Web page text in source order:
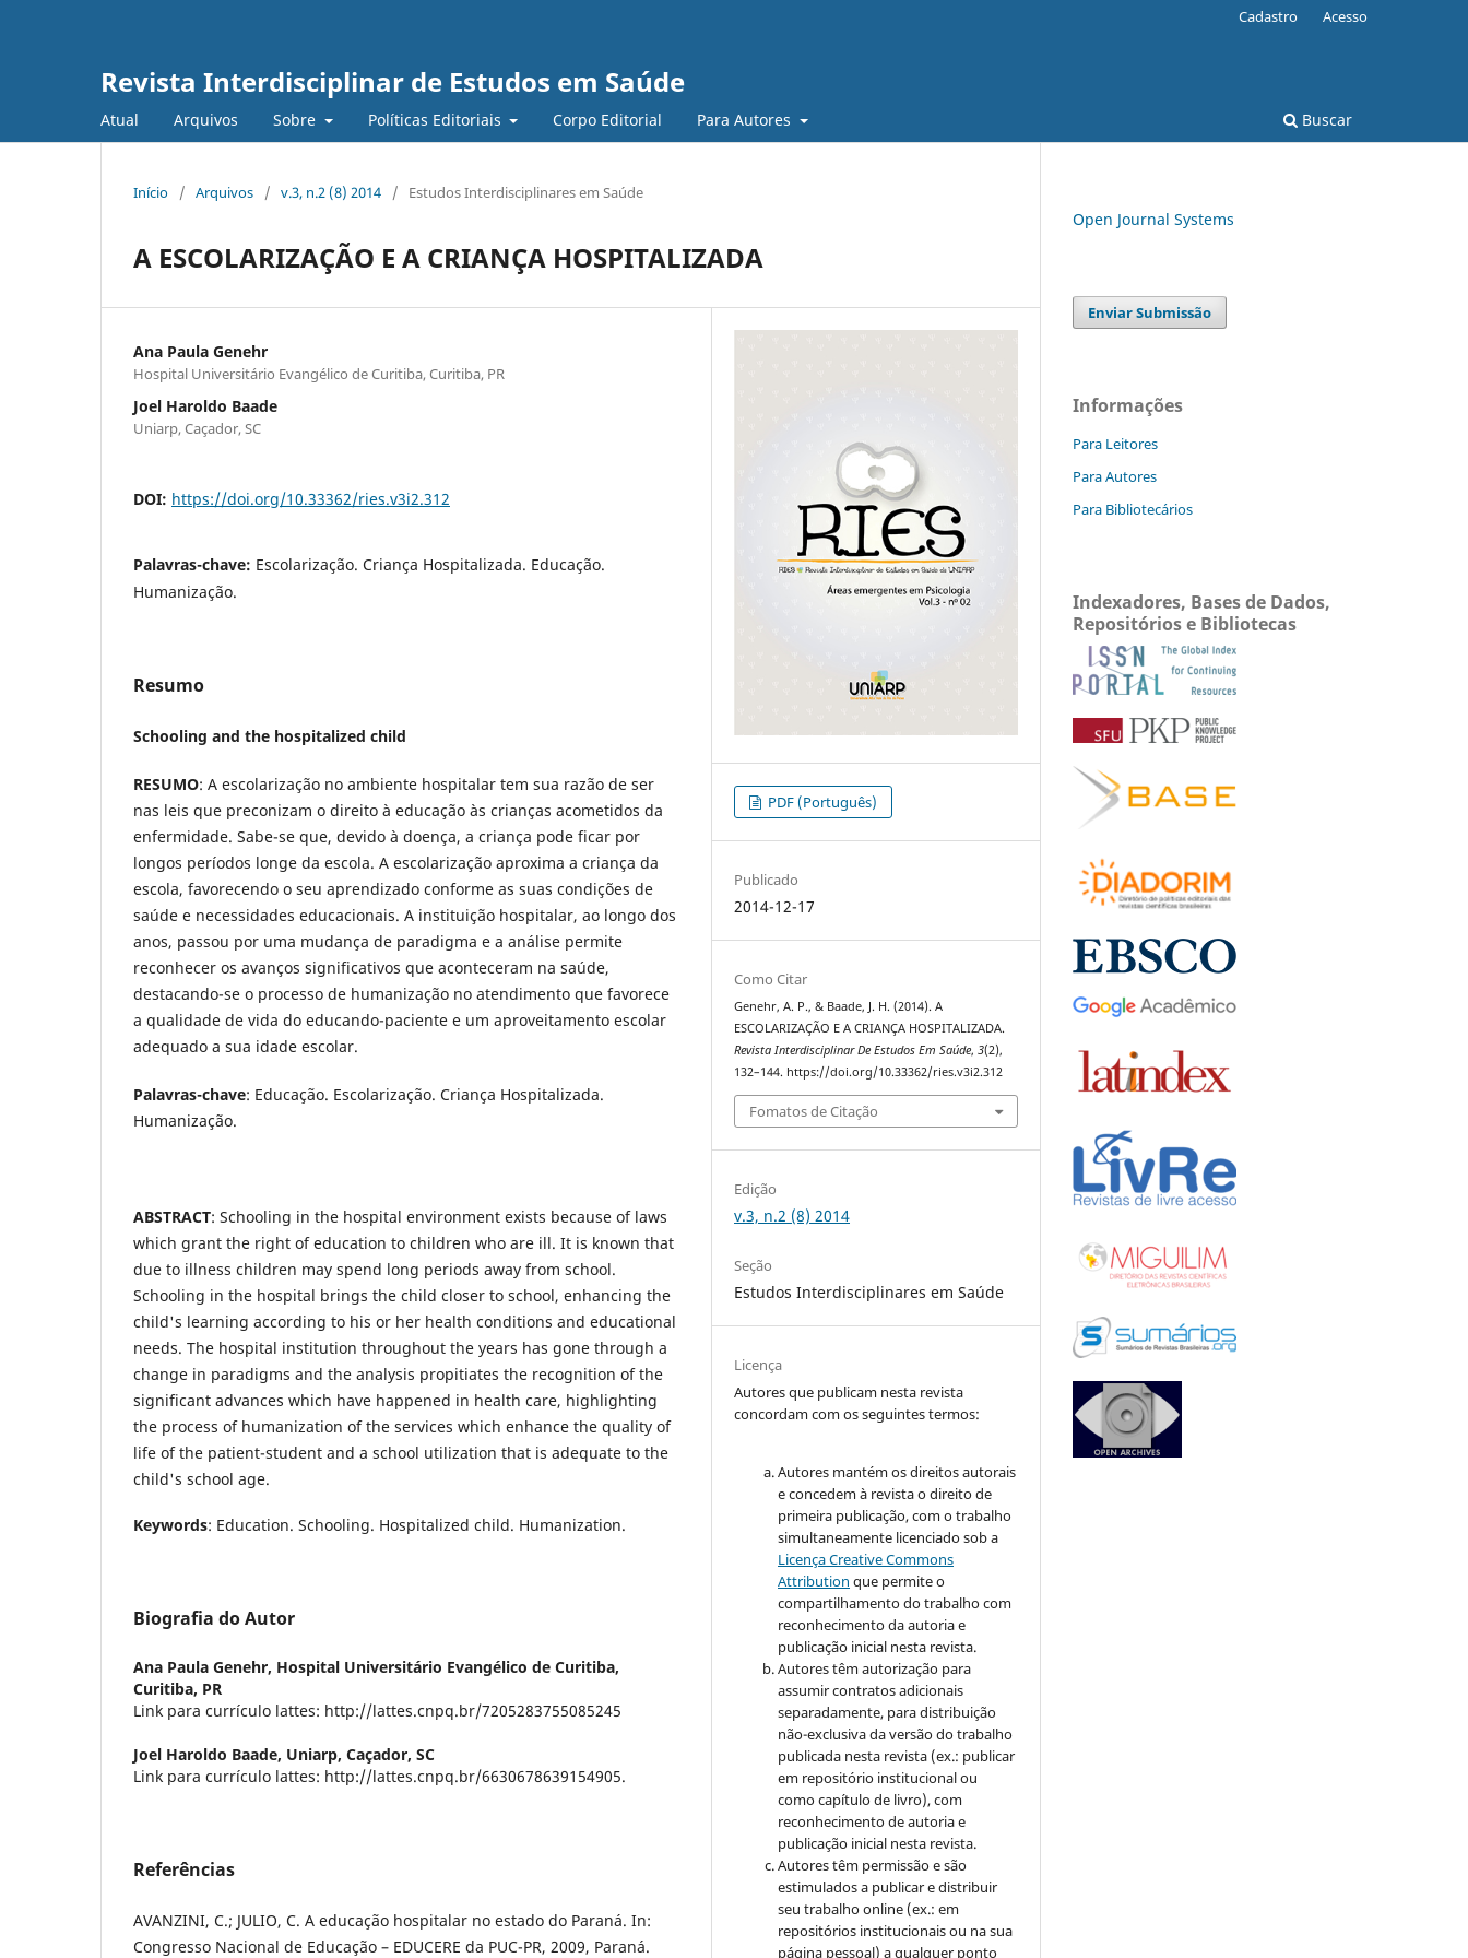
Revista Interdisciplinar de Estudos em Saúde
Atual Arquivos Sobre Políticas Editoriais Corpo Editorial Para Autores Buscar
Cadastro Acesso
Início / Arquivos / v.3, n.2 (8) 2014 / Estudos Interdisciplinares em Saúde
A ESCOLARIZAÇÃO E A CRIANÇA HOSPITALIZADA
Ana Paula Genehr
Hospital Universitário Evangélico de Curitiba, Curitiba, PR
Joel Haroldo Baade
Uniarp, Caçador, SC
DOI: https://doi.org/10.33362/ries.v3i2.312
Palavras-chave: Escolarização. Criança Hospitalizada. Educação.
Humanização.
Resumo
Schooling and the hospitalized child
RESUMO: A escolarização no ambiente hospitalar tem sua razão de ser
nas leis que preconizam o direito à educação às crianças acometidos da
enfermidade. Sabe-se que, devido à doença, a criança pode ficar por
longos períodos longe da escola. A escolarização aproxima a criança da
escola, favorecendo o seu aprendizado conforme as suas condições de
saúde e necessidades educacionais. A instituição hospitalar, ao longo dos
anos, passou por uma mudança de paradigma e a análise permite
reconhecer os avanços significativos que aconteceram na saúde,
destacando-se o processo de humanização no atendimento que favorece
a qualidade de vida do educando-paciente e um aproveitamento escolar
adequado a sua idade escolar.
Palavras-chave: Educação. Escolarização. Criança Hospitalizada.
Humanização.
ABSTRACT: Schooling in the hospital environment exists because of laws
which grant the right of education to children who are ill. It is known that
due to illness children may spend long periods away from school.
Schooling in the hospital brings the child closer to school, enhancing the
child's learning according to his or her health conditions and educational
needs. The hospital institution throughout the years has gone through a
change in paradigms and the analysis propitiates the recognition of the
significant advances which have happened in health care, highlighting
the process of humanization of the services which enhance the quality of
life of the patient-student and a school utilization that is adequate to the
child's school age.
Keywords: Education. Schooling. Hospitalized child. Humanization.
Biografia do Autor
Ana Paula Genehr, Hospital Universitário Evangélico de Curitiba,
Curitiba, PR
Link para currículo lattes: http://lattes.cnpq.br/7205283755085245
Joel Haroldo Baade, Uniarp, Caçador, SC
Link para currículo lattes: http://lattes.cnpq.br/6630678639154905.
Referências
AVANZINI, C.; JULIO, C. A educação hospitalar no estado do Paraná. In:
Congresso Nacional de Educação – EDUCERE da PUC-PR, 2009, Paraná.
PDF (Português)
Publicado
2014-12-17
Como Citar
Genehr, A. P., & Baade, J. H. (2014). A
ESCOLARIZAÇÃO E A CRIANÇA HOSPITALIZADA.
Revista Interdisciplinar De Estudos Em Saúde,3(2),
132–144. https://doi.org/10.33362/ries.v3i2.312
Fomatos de Citação
Edição
v.3, n.2 (8) 2014
Seção
Estudos Interdisciplinares em Saúde
Licença
Autores que publicam nesta revista
concordam com os seguintes termos:
Autores mantém os direitos autorais
e concedem à revista o direito de
primeira publicação, com o trabalho
simultaneamente licenciado sob a
Licença Creative Commons
Attribution que permite o
compartilhamento do trabalho com
reconhecimento da autoria e
publicação inicial nesta revista.
Autores têm autorização para
assumir contratos adicionais
separadamente, para distribuição
não-exclusiva da versão do trabalho
publicada nesta revista (ex.: publicar
em repositório institucional ou
como capítulo de livro), com
reconhecimento de autoria e
publicação inicial nesta revista.
Autores têm permissão e são
estimulados a publicar e distribuir
seu trabalho online (ex.: em
repositórios institucionais ou na sua
página pessoal) a qualquer ponto
Open Journal Systems
Enviar Submissão
Informações
Para Leitores
Para Autores
Para Bibliotecários
Indexadores, Bases de Dados,
Repositórios e Bibliotecas